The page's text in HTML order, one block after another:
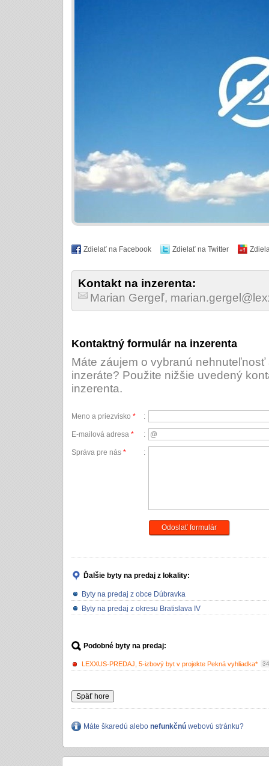
Zdielať na Facebook Zdielať na Twitter
Kontakt na inzerenta:
Marian Gergeľ,
Kontaktný formulár na inzerenta
Máte záujem o vybranú
inzeráte? Použite nižšie uvedený
inzerenta.
Meno a priezvisko * :
E-mailová adresa * :
Správa pre nás * :
Odoslať formulár
Ďalšie byty na predaj z lokality:
Byty na predaj z obce Dúbravka
Byty na predaj z okresu Bratislava IV
Podobné byty na predaj:
LEXXUS-PREDAJ, 5-izbový byt v projekte Pekná vyhliadka*
Späť hore
Máte škaredú alebo nefunkčnú webovú stránku?